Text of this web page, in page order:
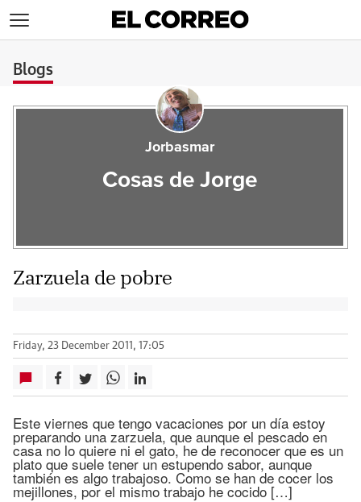
Blogs
Jorbasmar
Cosas de Jorge
Zarzuela de pobre
Friday, 23 December 2011, 17:05
Este viernes que tengo vacaciones por un día estoy
preparando una zarzuela, que aunque el pescado en
casa no lo quiere ni el gato, he de reconocer que es un
plato que suele tener un estupendo sabor, aunque
también es algo trabajoso. Como se han de cocer los
mejillones, por el mismo trabajo he cocido […]